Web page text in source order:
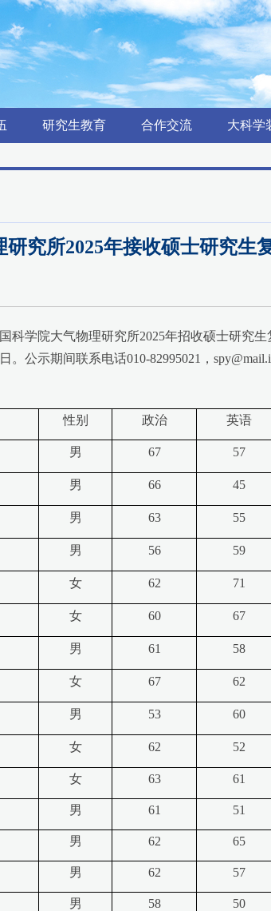
研究生教育 合作交流 大科学
究所2025年接收硕士研究生
学院大气物理研究所2025年招收硕士研究
示期间联系电话010-82995021，
性别 政治 英语
男 67 57
男 66 45
男 63 55
男 56 59
女 62 71
女 60 67
男 61 58
女 67 62
男 53 60
女 62 52
女 63 61
男 61 51
男 62 65
男 62 57
男 58 50